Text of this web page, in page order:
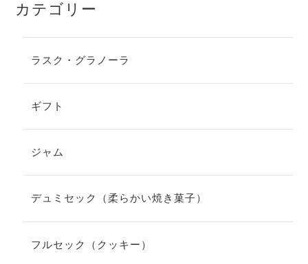
カテゴリー
ラスク・グラノーラ
ギフト
ジャム
デュミセック（柔らかい焼き菓子）
フルセック（クッキー）